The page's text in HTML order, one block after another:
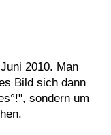
2010. Man
Bild sich dann
sondern um